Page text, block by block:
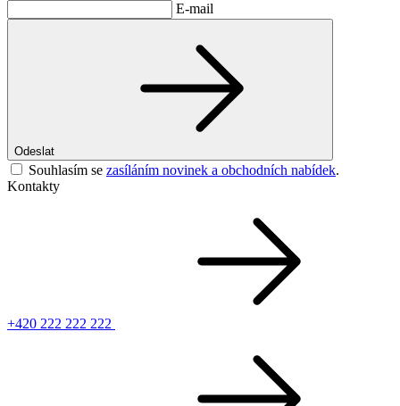
E-mail
Odeslat
Souhlasím se zasíláním novinek a obchodních nabídek.
Kontakty
+420 222 222 222